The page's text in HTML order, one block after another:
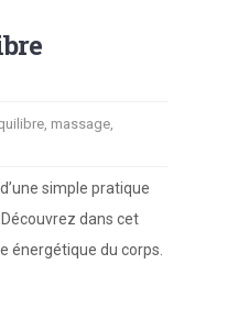
, massage,
simple pratique
dans cet
énergétique du corps.